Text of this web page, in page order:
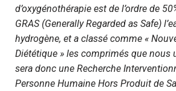
d’oxygénothérapie est de l’ordre de
GRAS (Generally Regarded as Safe)
hydrogène, et a classé comme «
Diététique » les comprimés que nous
sera donc une Recherche
Personne Humaine Hors Produit de